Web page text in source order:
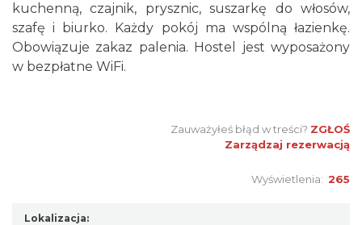
kuchenną, czajnik, prysznic, suszarkę do włosów,
szafę i biurko. Każdy pokój ma wspólną łazienkę.
Obowiązuje zakaz palenia. Hostel jest wyposażony
w bezpłatne WiFi.
Zauważyłeś błąd w treści? ZGŁOŚ
Zarządzaj rezerwacją
Wyświetlenia: 265
Lokalizacja: